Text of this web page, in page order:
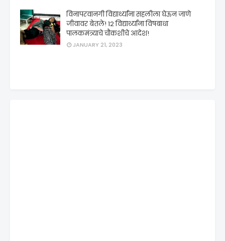
विनापरवानगी विद्यार्थ्यांना सहलीला घेऊन जाणे
जीवावर बेतले! 12 विद्यार्थ्यांना विषबाधा
पालकमंत्र्याचे चौकशीचे आदेश!
JANUARY 21, 2023